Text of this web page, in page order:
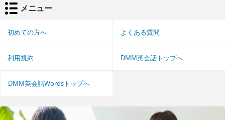
メニュー
初めての方へ よくある質問
利用規約 DMM英会話トップへ
DMM英会話Wordsトップへ